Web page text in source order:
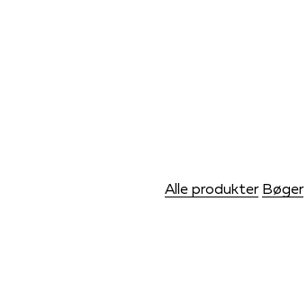
Alle produkter Bøger